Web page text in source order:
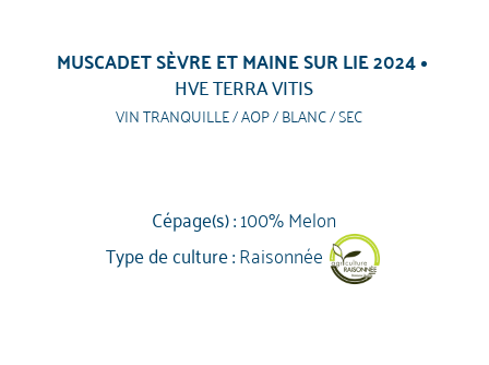
MUSCADET SÈVRE ET MAINE SUR LIE 2024
HVE TERRA VITIS
VIN TRANQUILLE / AOP / BLANC / SEC
Cépage(s) :100% Melon
Type de culture :Raisonnée